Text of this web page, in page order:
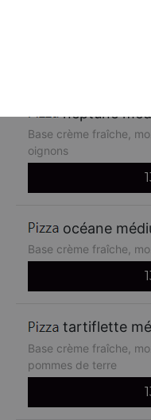
neptune
Base crème fraîche,
oignons
océane
Base crème fraîche,
tartiflette
Base crème fraîche,
pommes de terre